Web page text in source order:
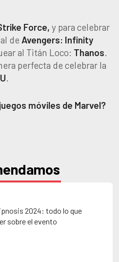
Force, y para celebrar
de Avengers: Infinity
al Titán Loco: Thanos.
perfecta de celebrar la
.
móviles de Marvel?
2024: todo lo que
sobre el evento